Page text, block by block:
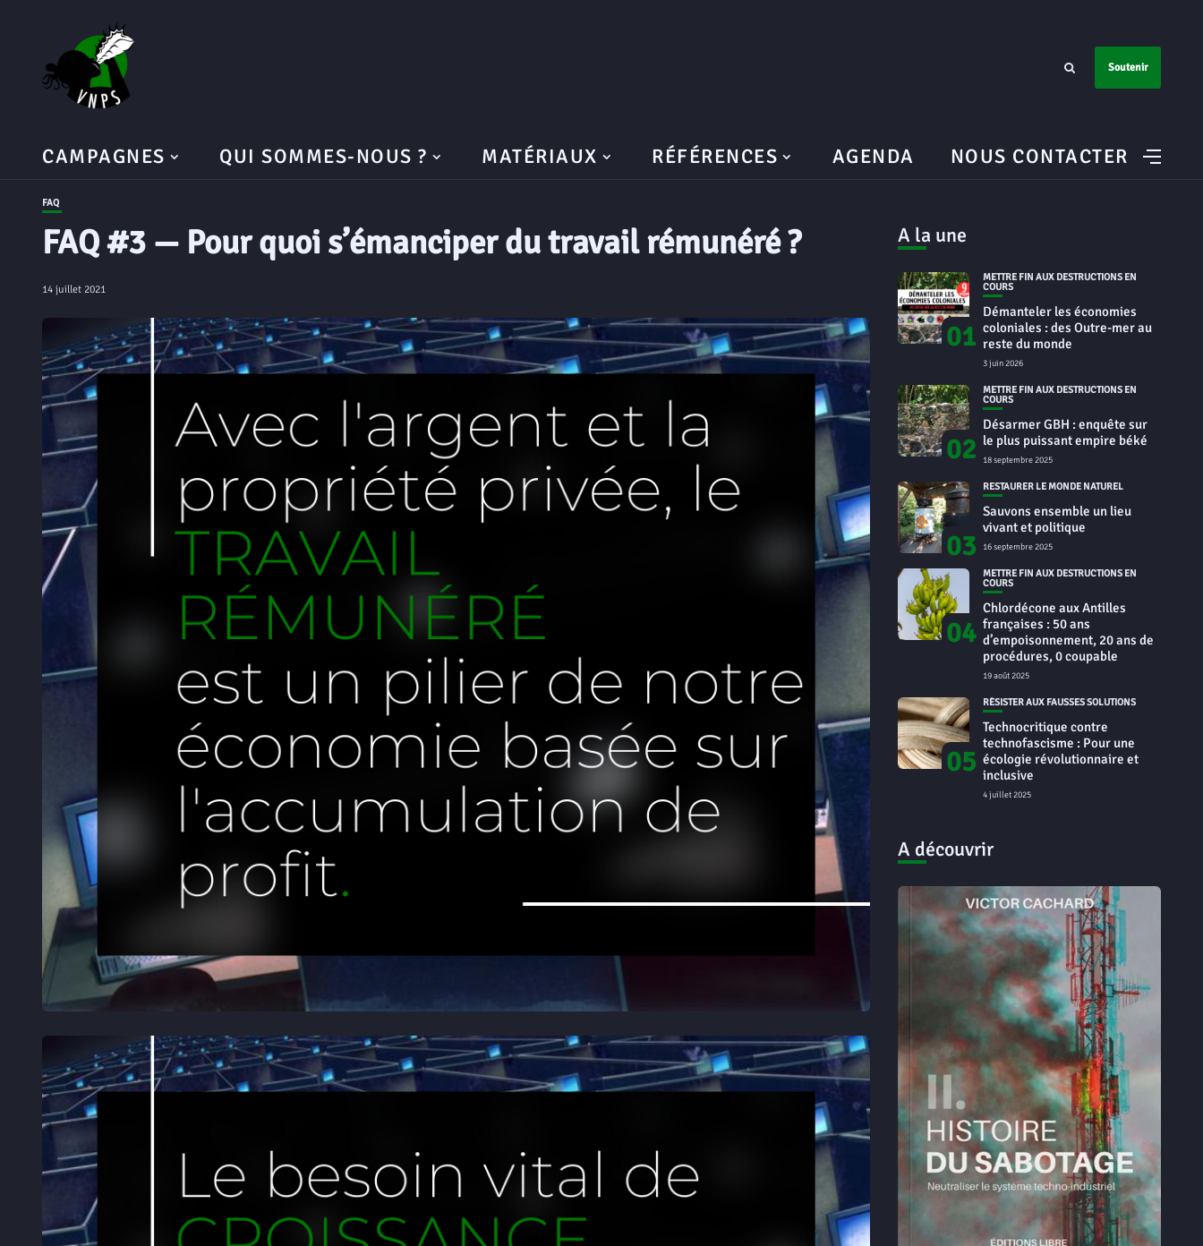
Soutenir
CAMPAGNES QUI SOMMES-NOUS ? MATÉRIAUX RÉFÉRENCES AGENDA NOUS CONTACTER
FAQ
FAQ #3 — Pour quoi s’émanciper du travail rémunéré ?
14 juillet 2021
A la une
01
METTRE FIN AUX DESTRUCTIONS EN
COURS
Démanteler les économies
coloniales : des Outre-mer au
reste du monde
3 juin 2026
02
METTRE FIN AUX DESTRUCTIONS EN
COURS
Désarmer GBH : enquête sur
le plus puissant empire béké
18 septembre 2025
03
RESTAURER LE MONDE NATUREL
Sauvons ensemble un lieu
vivant et politique
16 septembre 2025
04
METTRE FIN AUX DESTRUCTIONS EN
COURS
Chlordécone aux Antilles
françaises : 50 ans
d’empoisonnement, 20 ans de
procédures, 0 coupable
19 août 2025
05
RÉSISTER AUX FAUSSES SOLUTIONS
Technocritique contre
technofascisme : Pour une
écologie révolutionnaire et
inclusive
4 juillet 2025
A découvrir